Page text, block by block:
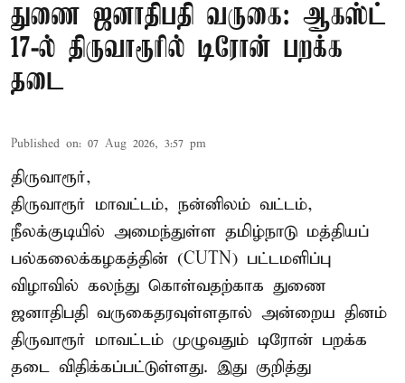
துணை ஜனாதிபதி வருகை: ஆகஸ்ட்
17-ல் திருவாரூரில் டிரோன் பறக்க
தடை
Published on: 07 Aug 2026, 3:57 pm
திருவாரூர்,
திருவாரூர் மாவட்டம், நன்னிலம் வட்டம்,
நீலக்குடியில் அமைந்துள்ள தமிழ்நாடு மத்தியப்
பல்கலைக்கழகத்தின் (CUTN) பட்டமளிப்பு
விழாவில் கலந்து கொள்வதற்காக துணை
ஜனாதிபதி வருகைதரவுள்ளதால் அன்றைய தினம்
திருவாரூர் மாவட்டம் முழுவதும் டிரோன் பறக்க
தடை விதிக்கப்பட்டுள்ளது. இது குறித்து